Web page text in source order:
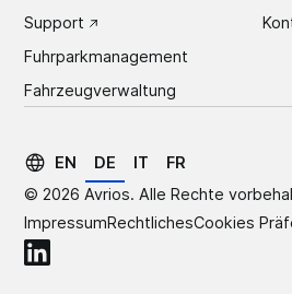
Support
Fuhrparkmanagement
Fahrzeugverwaltung
EN DE IT
FR
©2026 Avrios. Alle Rechte
ImpressumRechtlichesCookies